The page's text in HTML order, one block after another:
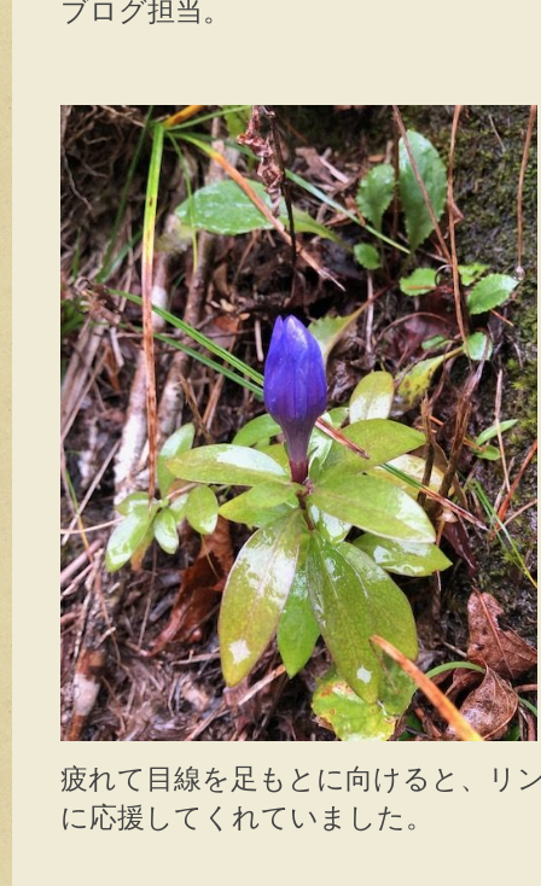
ブログ担当。
疲れて目線を足もとに向けると、リ
に応援してくれていました。